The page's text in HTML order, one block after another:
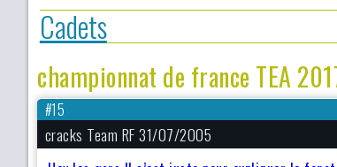
Cadets
championnat de france TEA
#15
cracks Team RF 31/07/2005